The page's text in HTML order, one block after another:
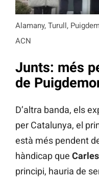
Alamany, Turull,
ACN
Junts: més
de
D’altra banda, els
per Catalunya, el
està més pendent
hàndicap que
principi, hauria de